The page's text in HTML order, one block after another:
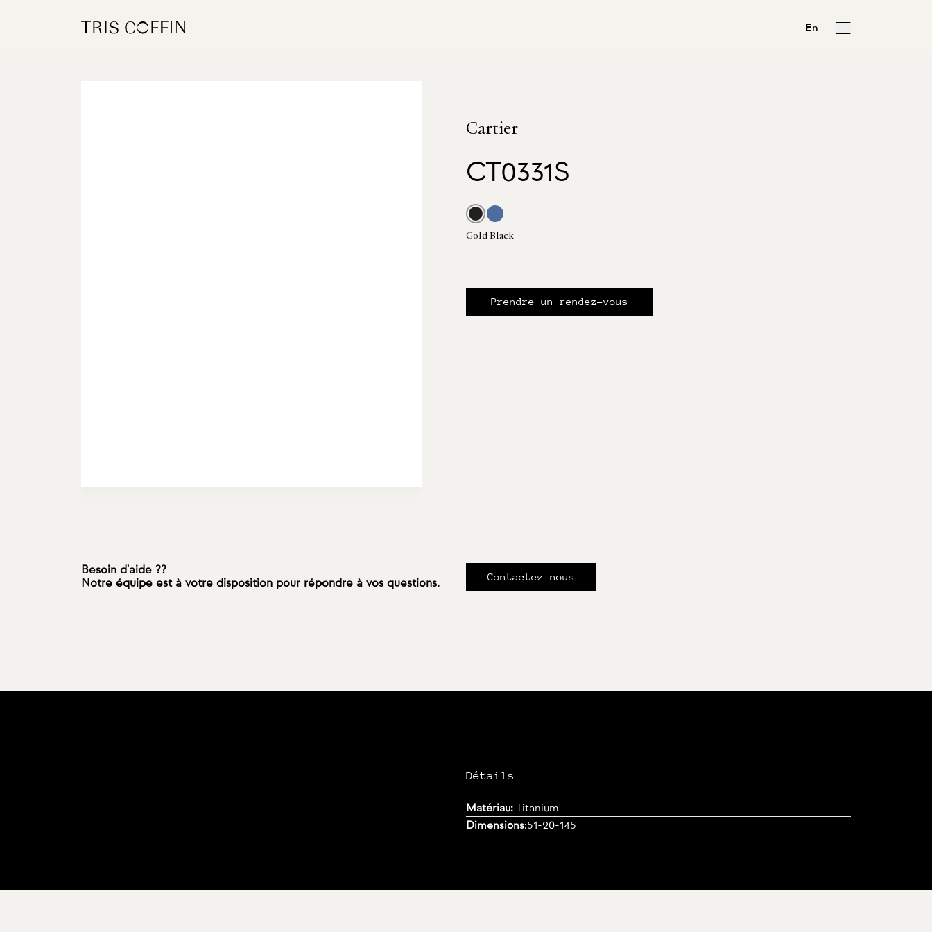
En
Cartier
CT0331S
Gold Black
Prendre un rendez-vous
Besoin d'aide ??
Notre équipe est à votre disposition pour répondre à vos questions.
Contactez nous
Détails
Matériau: Titanium
Dimensions:51-20-145